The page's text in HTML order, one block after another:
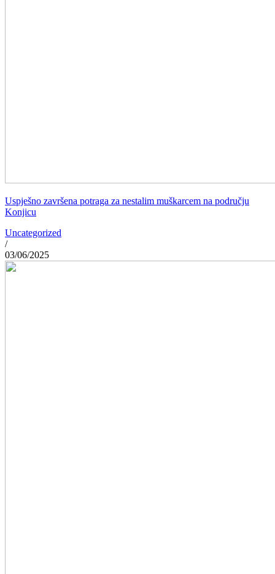
Uspješno završena potraga za nestalim muškarcem na području
Konjicu
Uncategorized
/
03/06/2025